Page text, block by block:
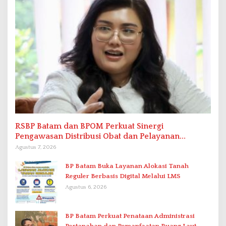
RSBP Batam dan BPOM Perkuat Sinergi
Pengawasan Distribusi Obat dan Pelayanan
Kefarmasian
Agustus 7, 2026
BP Batam Buka Layanan Alokasi Tanah
Reguler Berbasis Digital Melalui LMS
Agustus 6, 2026
BP Batam Perkuat Penataan Administrasi